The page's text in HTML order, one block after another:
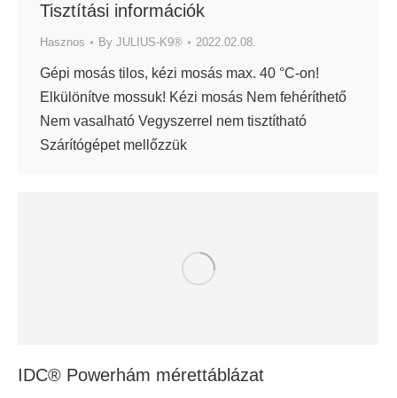
Tisztítási információk
Hasznos By JULIUS-K9® 2022.02.08.
Gépi mosás tilos, kézi mosás max. 40 °C-on!
Elkülönítve mossuk! Kézi mosás Nem fehéríthető
Nem vasalható Vegyszerrel nem tisztítható
Szárítógépet mellőzzük
IDC® Powerhám mérettáblázat